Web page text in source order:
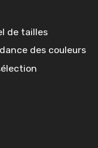
de tailles
des couleurs